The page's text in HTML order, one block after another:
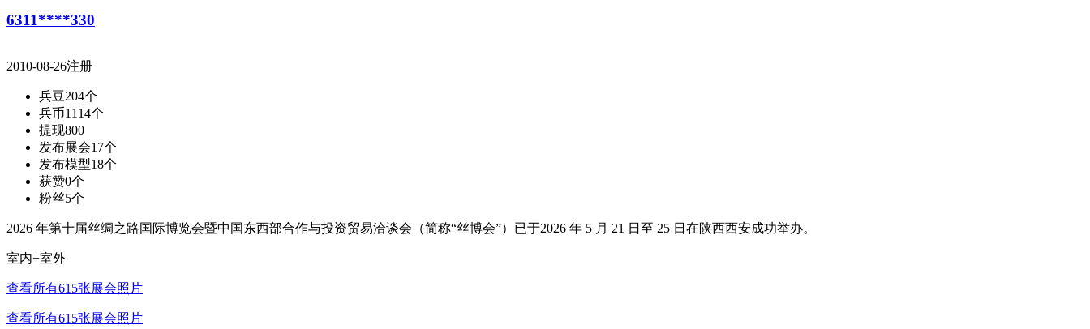
6311****330
2010-08-26注册
兵豆204个
兵币1114个
提现800
发布展会17个
发布模型18个
获赞0个
粉丝5个
2026 年第十届丝绸之路国际博览会暨中国东西部合作与投资贸易洽谈会（简称“丝博会”）已于2026 年 5 月 21 日至 25 日在陕西西安成功举办。
室内+室外
查看所有615张展会照片
查看所有615张展会照片